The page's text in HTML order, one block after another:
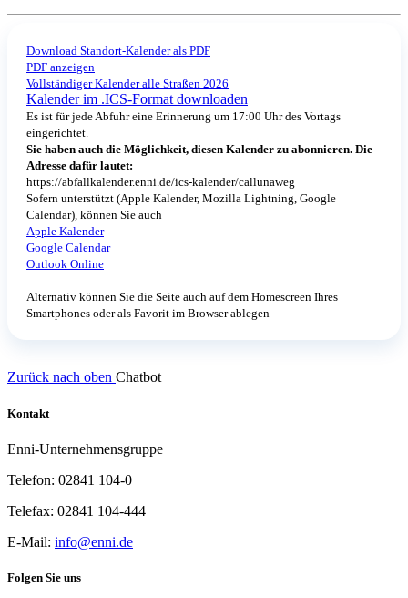
Download Standort-Kalender als PDF
PDF anzeigen
Vollständiger Kalender alle Straßen 2026
Kalender im .ICS-Format downloaden
Es ist für jede Abfuhr eine Erinnerung um 17:00 Uhr des Vortags
eingerichtet.
Sie haben auch die Möglichkeit, diesen Kalender zu abonnieren. Die
Adresse dafür lautet:
https://abfallkalender.enni.de/ics-kalender/callunaweg
Sofern unterstützt (Apple Kalender, Mozilla Lightning, Google
Calendar), können Sie auch
Apple Kalender
Google Calendar
Outlook Online
Alternativ können Sie die Seite auch auf dem Homescreen Ihres
Smartphones oder als Favorit im Browser ablegen
Zurück nach oben Chatbot
Kontakt
Enni-Unternehmensgruppe
Telefon: 02841 104-0
Telefax: 02841 104-444
E-Mail: info@enni.de
Folgen Sie uns